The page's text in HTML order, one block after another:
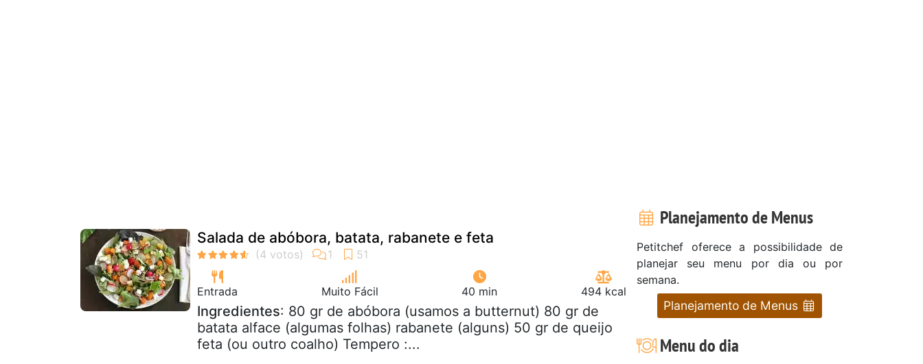
Salada de abóbora, batata, rabanete e feta
Entrada Muito Fácil 40 min 494 kcal
Ingredientes: 80 gr de abóbora (usamos a butternut) 80 gr de
batata alface (algumas folhas) rabanete (alguns) 50 gr de queijo
feta (ou outro coalho) Tempero :...
Planejamento de Menus
Petitchef oferece a possibilidade de
planejar seu menu por dia ou por
semana.
Planejamento de Menus
Menu do dia